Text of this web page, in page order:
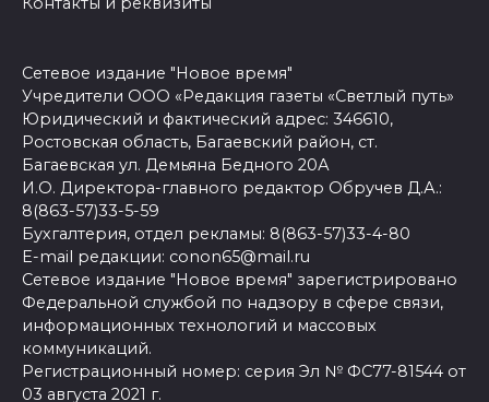
Сетевое издание "Новое время"
Учредители ООО «Редакция газеты «Светлый путь»
Юридический и фактический адрес: 346610,
Ростовская область, Багаевский район, ст.
Багаевская ул. Демьяна Бедного 20А
И.О. Директора-главного редактор Обручев Д.А.:
8(863-57)33-5-59
Бухгалтерия, отдел рекламы: 8(863-57)33-4-80
E-mail редакции: conon65@mail.ru
Сетевое издание "Новое время" зарегистрировано
Федеральной службой по надзору в сфере связи,
информационных технологий и массовых
коммуникаций.
Регистрационный номер: серия Эл № ФС77-81544 от
03 августа 2021 г.